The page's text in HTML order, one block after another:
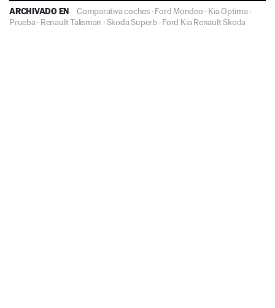
ARCHIVADO EN Comparativa coches·Ford Mondeo · Kia Optima·
Prueba· Renault Talisman ·Skoda Superb ·Ford Kia RenaultSkoda